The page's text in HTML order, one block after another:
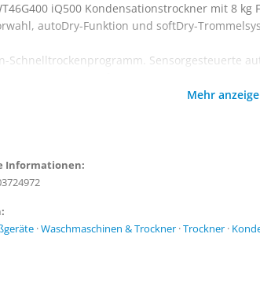
iQ500 Kondensationstrockner mit 8
autoDry-Funktion und softDry-
Schnelltrockenprogramm. Sensorgesteuerte
Mehr
Informationen:
·Waschmaschinen & Trockner ·Trockner ·